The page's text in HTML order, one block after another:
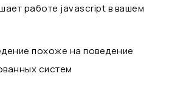
работе javascript в вашем
похоже на поведение
систем